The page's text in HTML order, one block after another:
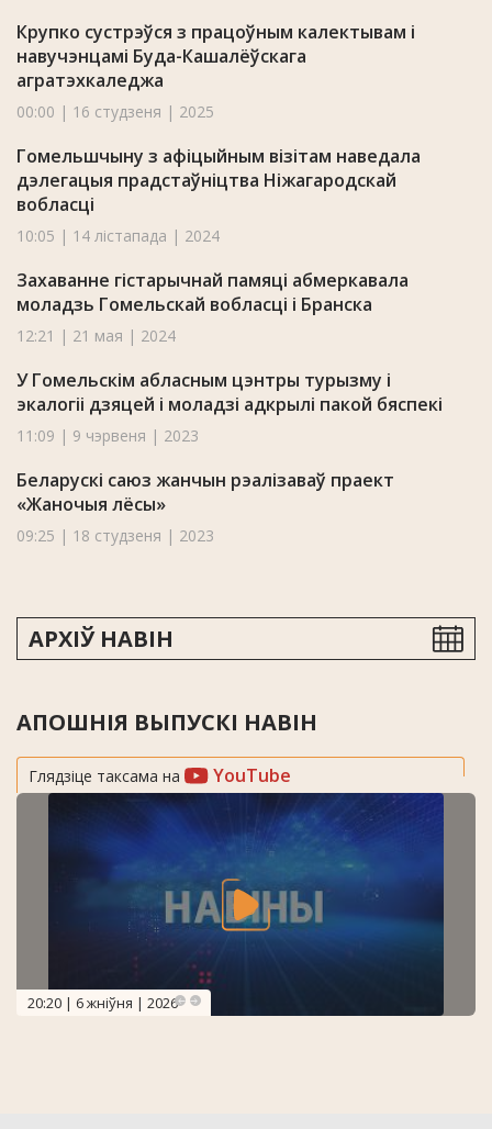
Крупко сустрэўся з працоўным калектывам і
навучэнцамі Буда-Кашалёўскага
агратэхкаледжа
00:00 | 16 студзеня | 2025
Гомельшчыну з афіцыйным візітам наведала
дэлегацыя прадстаўніцтва Ніжагародскай
вобласці
10:05 | 14 лістапада | 2024
Захаванне гістарычнай памяці абмеркавала
моладзь Гомельскай вобласці і Бранска
12:21 | 21 мая | 2024
У Гомельскім абласным цэнтры турызму і
экалогіі дзяцей і моладзі адкрылі пакой бяспекі
11:09 | 9 чэрвеня | 2023
Беларускі саюз жанчын рэалізаваў праект
«Жаночыя лёсы»
09:25 | 18 студзеня | 2023
АРХІЎ НАВІН
АПОШНІЯ ВЫПУСКІ НАВІН
Глядзіце таксама на YouTube
20:20 | 6 жніўня | 2026